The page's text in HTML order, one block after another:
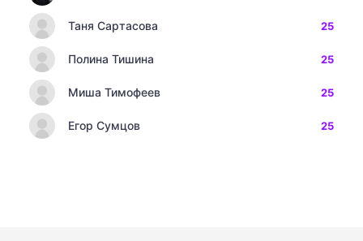
Таня Сартасова 25
Полина Тишина 25
Миша Тимофеев 25
Егор Сумцов 25